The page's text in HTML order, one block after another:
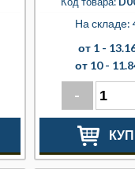
На складе:
от 1 -
от 10 -
-